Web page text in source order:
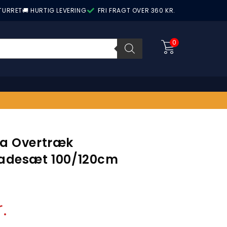
🚚 HURTIG LEVERING FRI FRAGT OVER 360 KR.
0
Overtræk
100/120cm